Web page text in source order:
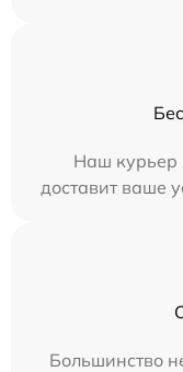
Наш курьер
доставит ваше
Большинство